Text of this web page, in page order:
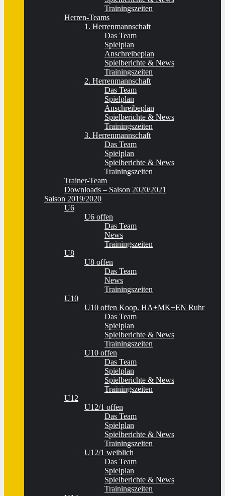
Trainingszeiten
Herren-Teams
1. Herrenmannschaft
Das Team
Spielplan
Anschreibeplan
Spielberichte & News
Trainingszeiten
2. Herrenmannschaft
Das Team
Spielplan
Anschreibeplan
Spielberichte & News
Trainingszeiten
3. Herrenmannschaft
Das Team
Spielplan
Spielberichte & News
Trainingszeiten
Trainer-Team
Downloads – Saison 2020/2021
Saison 2019/2020
U6
U6 offen
Das Team
News
Trainingszeiten
U8
U8 offen
Das Team
News
Trainingszeiten
U10
U10 offen Koop. HA+MK+EN Ruhr
Das Team
Spielplan
Spielberichte & News
Trainingszeiten
U10 offen
Das Team
Spielplan
Spielberichte & News
Trainingszeiten
U12
U12/1 offen
Das Team
Spielplan
Spielberichte & News
Trainingszeiten
U12/1 weiblich
Das Team
Spielplan
Spielberichte & News
Trainingszeiten